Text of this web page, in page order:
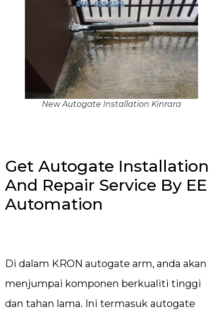
New Autogate Installation Kinrara
Get Autogate Installation
And Repair Service By EE
Automation
Di dalam KRON autogate arm, anda akan
menjumpai komponen berkualiti tinggi
dan tahan lama. Ini termasuk autogate